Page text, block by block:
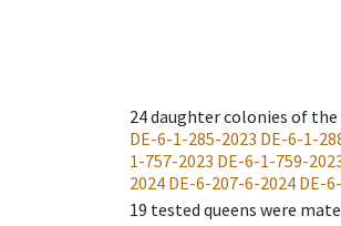
24daughter colonies of the
DE-6-1-285-2023 DE-6-1-
1-757-2023 DE-6-1-759-
2024 DE-6-207-6-2024 DE-
19 tested queens were